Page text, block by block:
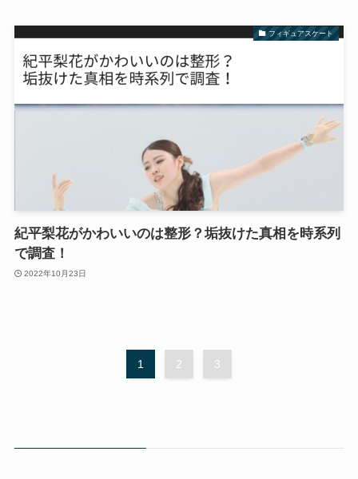
フィギュアスケート
紀平梨花がかわいいのは整形？垢抜けた真相を時系列
で調査！
2022年10月23日
1 2 3